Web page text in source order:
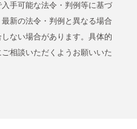
手可能な法令・判例等に基づ
新の法令・判例と異なる場合
ない場合があります。具体的
相談いただくようお願いいた